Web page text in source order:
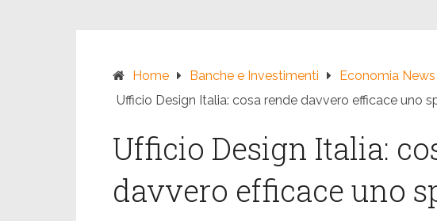
Home Banche e Investimenti
Economia News
Ufficio Design Italia: cosa rende davvero efficace uno
Ufficio Design Italia:
davvero efficace uno